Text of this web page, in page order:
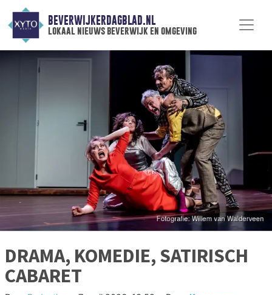
BEVERWIJKERDAGBLAD.NL
lokaal nieuws beverwijk en omgeving
DRAMA, KOMEDIE, SATIRISCH
CABARET